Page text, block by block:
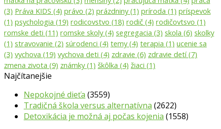
(3) Práva KIDS (4) právo (2) prázdniny(1) príroda (1) príspevok
(1) psychologia (19) rodicovstvo (18) rodič (4) rodičovtsvo (1)
romske deti (11) romske skoly(4) segregacia (3) skola (6) skolky
(1) stravovanie (2) súrodenci (4) temy(4) terapia (1) ucenie sa
(3) vychova (19) vychova deti (4) zdravie (6) zdravie detí(7)
zmena zivota (9) známky(1) škôlka (4) žiaci (1)
Najčítanejšie
Nepokojné dieťa (3559)
Tradičná škola versus alternatívna (2622)
Detoxikácia je možná aj počas kojenia (1558)